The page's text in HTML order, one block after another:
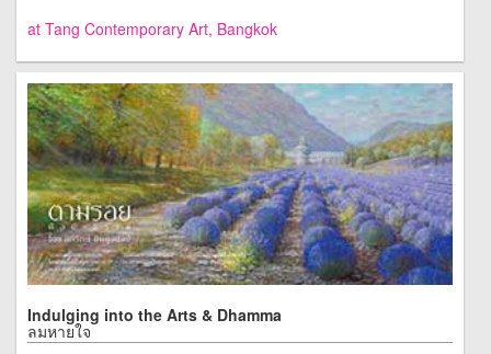
at Tang Contemporary Art, Bangkok
Indulging into the Arts & Dhamma
ลมหายใจ